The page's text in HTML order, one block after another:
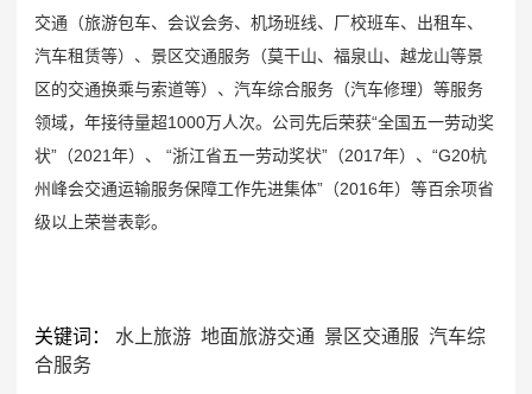
交通（旅游包车、会议会务、机场班线、厂校班车、出租车、
汽车租赁等）、景区交通服务（莫干山、福泉山、越龙山等景
区的交通换乘与索道等）、汽车综合服务（汽车修理）等服务
领域，年接待量超1000万人次。公司先后荣获“全国五一劳动奖
状”（2021年）、 “浙江省五一劳动奖状”（2017年）、“G20杭
州峰会交通运输服务保障工作先进集体”（2016年）等百余项省
级以上荣誉表彰。
关键词： 水上旅游 地面旅游交通 景区交通服 汽车综
合服务